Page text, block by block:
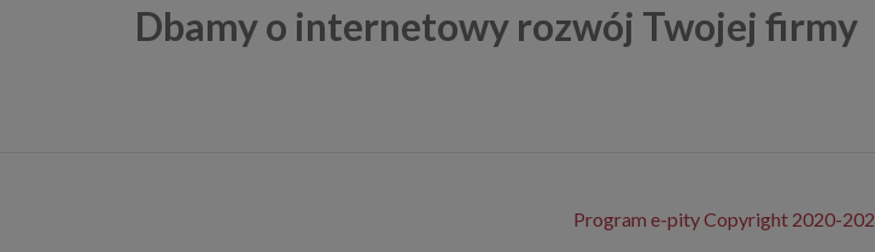
Dbamy o internetowy rozwój Twojej firmy
Program e-pity Copyright 2020-